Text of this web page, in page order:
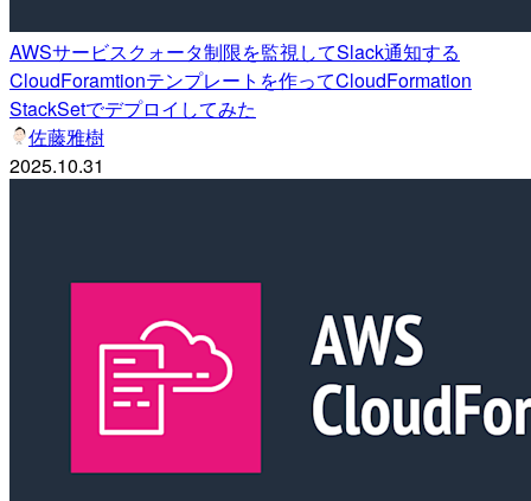
AWSサービスクォータ制限を監視してSlack通知する
CloudForamtionテンプレートを作ってCloudFormation
StackSetでデプロイしてみた
佐藤雅樹
2025.10.31